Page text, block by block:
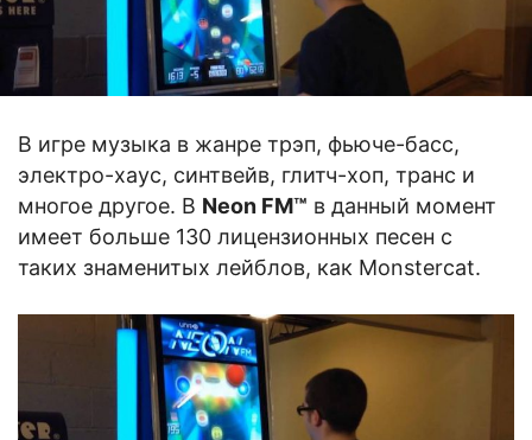
В игре музыка в жанре трэп, фьюче-басс,
электро-хаус, синтвейв, глитч-хоп, транс и
многое другое. В Neon FM™ в данный момент
имеет больше 130 лицензионных песен с
таких знаменитых лейблов, как Monstercat.